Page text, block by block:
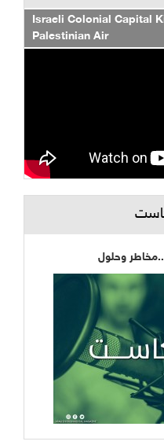
Israeli Colonial Capital
Palestinian Air
وحلول